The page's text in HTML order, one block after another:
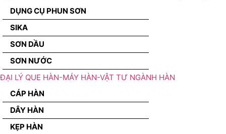
DỤNG CỤ PHUN SƠN
SIKA
SƠN DẦU
SƠN NƯỚC
ĐẠI LÝ QUE HÀN-MÁY HÀN-VẬT TƯ NGÀNH HÀN
CÁP HÀN
DÂY HÀN
KẸP HÀN